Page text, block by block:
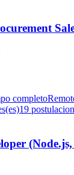
completo
19